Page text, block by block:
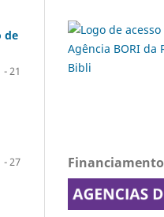
de
- 21
- 27 Financiamento